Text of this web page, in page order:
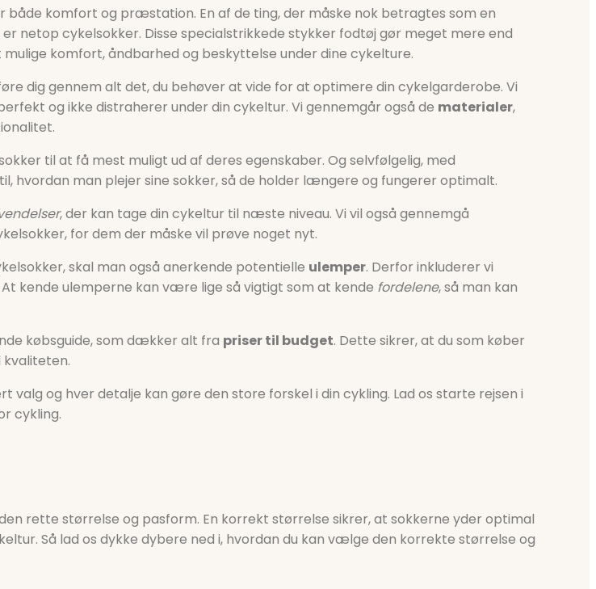
komfort og præstation. En af de ting, der måske nok betragtes som en
netop cykelsokker. Disse specialstrikkede stykker fodtøj gør meget mere end
komfort, åndbarhed og beskyttelse under dine cykelture.
dig gennem alt det, du behøver at vide for at optimere din cykelgarderobe. Vi
og ikke distraherer under din cykeltur. Vi gennemgår også de materialer,
til at få mest muligt ud af deres egenskaber. Og selvfølgelig, med
hvordan man plejer sine sokker, så de holder længere og fungerer optimalt.
, der kan tage din cykeltur til næste niveau. Vi vil også gennemgå
for dem der måske vil prøve noget nyt.
skal man også anerkende potentielle ulemper. Derfor inkluderer vi
kende ulemperne kan være lige så vigtigt som at kende fordelene, så man kan
købsguide, som dækker alt fra priser til budget. Dette sikrer, at du som køber
og hver detalje kan gøre den store forskel i din cykling. Lad os starte rejsen i
cykling.
rette størrelse og pasform. En korrekt størrelse sikrer, at sokkerne yder optimal
Så lad os dykke dybere ned i, hvordan du kan vælge den korrekte størrelse og